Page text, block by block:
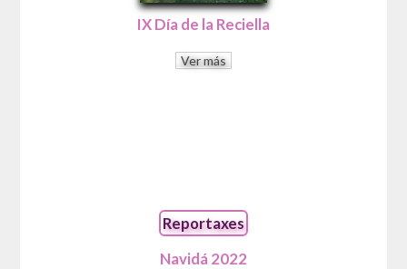
IX Día de la Reciella
Ver más
Reportaxes
Navidá 2022